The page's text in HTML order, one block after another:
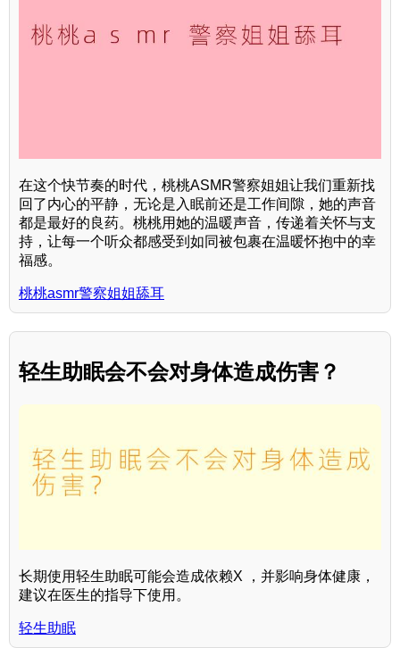
在这个快节奏的时代，桃桃ASMR警察姐姐让我们重新找
回了内心的平静，无论是入眠前还是工作间隙，她的声音
都是最好的良药。桃桃用她的温暖声音，传递着关怀与支
持，让每一个听众都感受到如同被包裹在温暖怀抱中的幸
福感。
桃桃asmr警察姐姐舔耳
轻生助眠会不会对身体造成伤害？
长期使用轻生助眠可能会造成依赖X ，并影响身体健康，
建议在医生的指导下使用。
轻生助眠